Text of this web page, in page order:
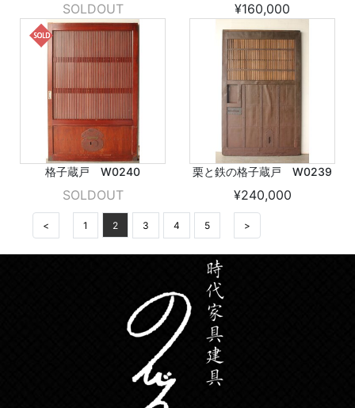
SOLDOUT ¥160,000
格子蔵戸 W0240
SOLDOUT
栗と鉄の格子蔵戸 W0239
¥240,000
< 1 2 3 4 5 >